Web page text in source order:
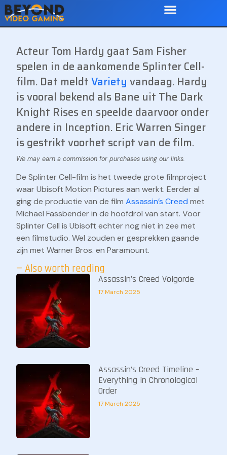
Acteur Tom Hardy gaat Sam Fisher
spelen in de aankomende Splinter Cell-
film. Dat meldtVariety vandaag. Hardy
is vooral bekend als Bane uit The Dark
Knight Rises en speelde daarvoor onder
andere in Inception. Eric Warren Singer
is gestrikt voorhet script van de film.
De Splinter Cell-film is het tweede grote filmproject
waar Ubisoft Motion Pictures aan werkt. Eerder al
ging de productie van de film Assassin’s Creed met
Michael Fassbender in de hoofdrol van start. Voor
Splinter Cell is Ubisoft echter nog niet in zee met
een filmstudio. Wel zouden er gesprekken gaande
zijn met Warner Bros. en Paramount.
— Also worth reading
Assassin’s Creed Volgorde
17 March 2025
Assassin’s Creed Timeline –
Everything in Chronological
Order
17 March 2025